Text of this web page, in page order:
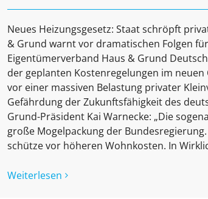
Neues Heizungsgesetz: Staat schröpft
& Grund warnt vor dramatischen Folgen
Eigentümerverband Haus & Grund
der geplanten Kostenregelungen im
vor einer massiven Belastung privater
Gefährdung der Zukunftsfähigkeit des
Grund-Präsident Kai Warnecke: „Die
große Mogelpackung der
schütze vor höheren Wohnkosten. In
Weiterlesen